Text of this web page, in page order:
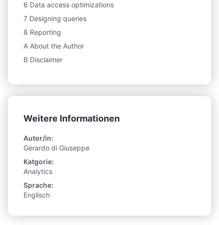
6 Data access optimizations
7 Designing queries
8 Reporting
A About the Author
B Disclaimer
Weitere Informationen
Autor/in:
Gerardo di Giuseppe
Katgorie:
Analytics
Sprache:
Englisch